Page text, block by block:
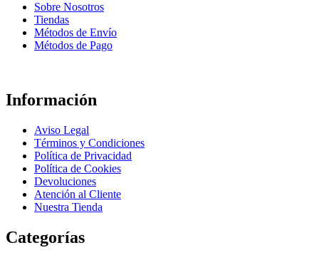
Sobre Nosotros
Tiendas
Métodos de Envío
Métodos de Pago
Información
Aviso Legal
Términos y Condiciones
Política de Privacidad
Política de Cookies
Devoluciones
Atención al Cliente
Nuestra Tienda
Categorías